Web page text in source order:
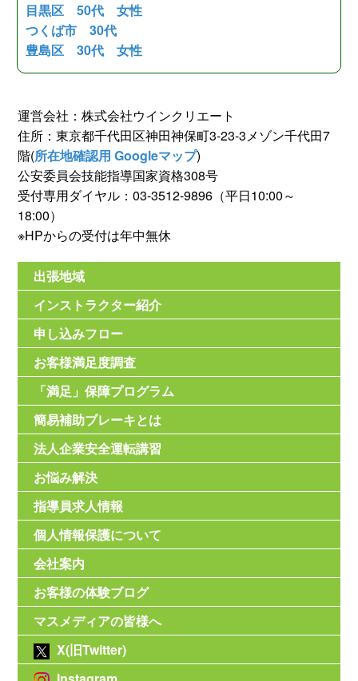
目黒区 50代 女性
つくば市 30代
豊島区 30代 女性
運営会社：株式会社ウインクリエート
住所：東京都千代田区神田神保町3-23-3メゾン千代田7
階(所在地確認用 Googleマップ)
公安委員会技能指導国家資格308号
受付専用ダイヤル：03-3512-9896（平日10:00～
18:00）
※HPからの受付は年中無休
出張地域
インストラクター紹介
申し込みフロー
お客様満足度調査
「満足」保障プログラム
簡易補助ブレーキとは
法人企業安全運転講習
お悩み解決
指導員求人情報
個人情報保護について
会社案内
お客様の体験ブログ
マスメディアの皆様へ
X(旧Twitter)